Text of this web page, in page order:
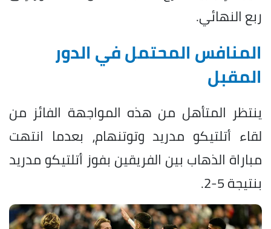
ربع النهائي.
المنافس المحتمل في الدور
المقبل
ينتظر المتأهل من هذه المواجهة الفائز من
لقاء أتلتيكو مدريد وتوتنهام، بعدما انتهت
مباراة الذهاب بين الفريقين بفوز أتلتيكو مدريد
بنتيجة 5-2.